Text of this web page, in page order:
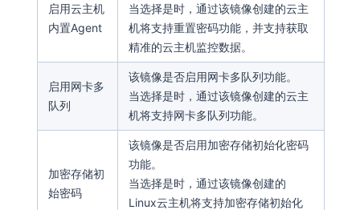
启用云主机
内置Agent
当选择是时，通过该镜像创建的云主
机将支持重置密码功能，并支持获取
精准的云主机监控数据。
启用网卡多
队列
该镜像是否启用网卡多队列功能。
当选择是时，通过该镜像创建的云主
机将支持网卡多队列功能。
加密存储初
始密码
该镜像是否启用加密存储初始化密码
功能。
当选择是时，通过该镜像创建的
Linux云主机将支持加密存储初始化